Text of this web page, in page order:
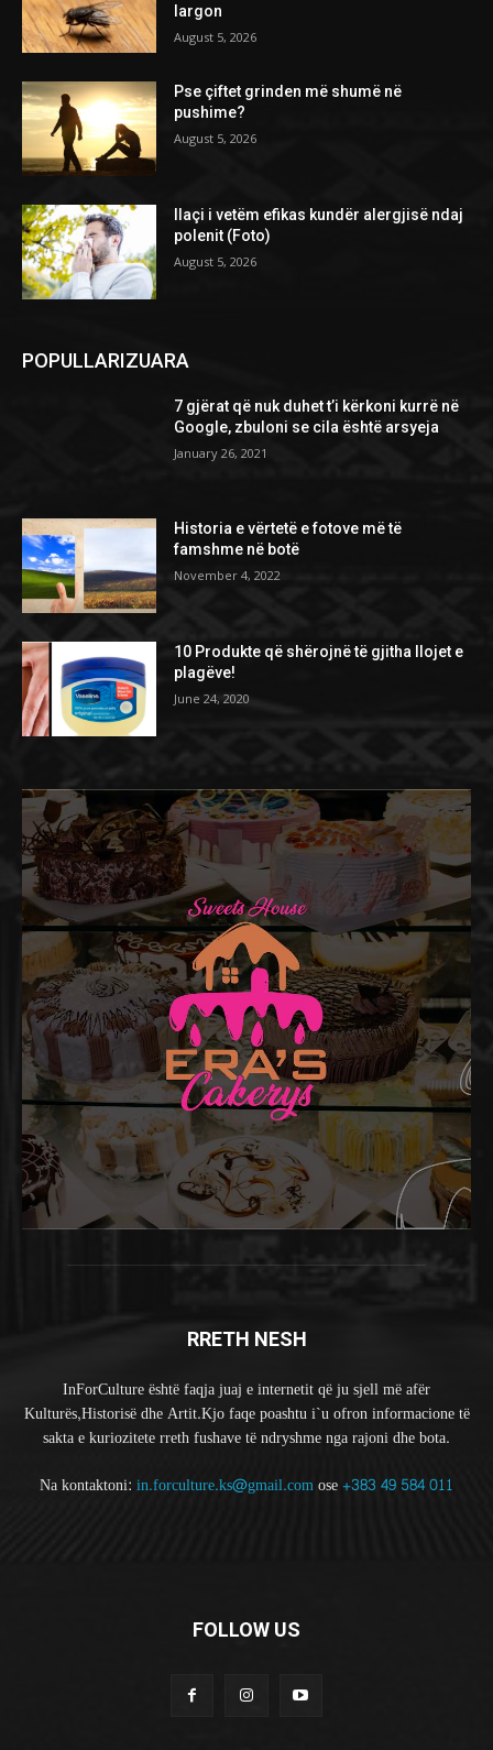
largon
August 5, 2026
Pse çiftet grinden më shumë në
pushime?
August 5, 2026
Ilaçi i vetëm efikas kundër alergjisë ndaj
polenit (Foto)
August 5, 2026
POPULLARIZUARA
7 gjërat që nuk duhet t’i kërkoni kurrë në
Google, zbuloni se cila është arsyeja
January 26, 2021
Historia e vërtetë e fotove më të
famshme në botë
November 4, 2022
10 Produkte që shërojnë të gjitha llojet e
plagëve!
June 24, 2020
RRETH NESH
InForCulture është faqja juaj e internetit që ju sjell më afër
Kulturës,Historisë dhe Artit.Kjo faqe poashtu i`u ofron informacione të
sakta e kuriozitete rreth fushave të ndryshme nga rajoni dhe bota.
Na kontaktoni: in.forculture.ks@gmail.comose+383 49 584 011
FOLLOW US